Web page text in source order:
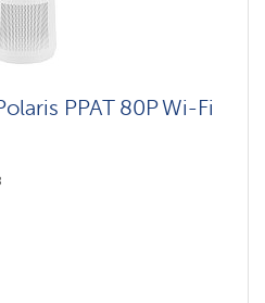
PPAT 80P Wi-Fi